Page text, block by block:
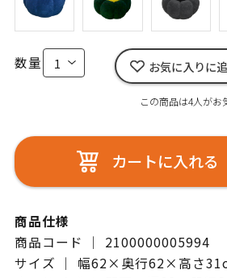
数量 お気に入りに
この商品は4人がお
カートに入れる
商品仕様
商品コード ｜ 2100000005994
サイズ ｜ 幅62×奥行62×高さ